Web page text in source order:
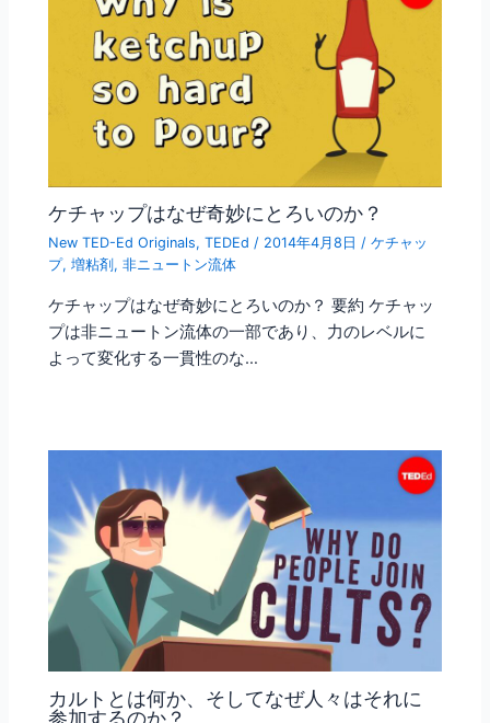
ケチャップはなぜ奇妙にとろいのか？
New TED-Ed Originals,TEDEd / 2014年4月8日/ケチャッ
プ,増粘剤 ,非ニュートン流体
ケチャップはなぜ奇妙にとろいのか？ 要約 ケチャッ
プは非ニュートン流体の一部であり、力のレベルに
よって変化する一貫性のな…
カルトとは何か、そしてなぜ人々はそれに
参加するのか？